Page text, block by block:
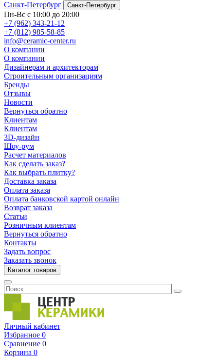
Санкт-Петербург
Санкт-Петербург
Пн-Вс с 10:00 до 20:00
+7 (962) 343-21-12
+7 (812) 985-58-85
info@ceramic-center.ru
О компании
О компании
Дизайнерам и архитекторам
Строительным организациям
Бренды
Отзывы
Новости
Вернуться обратно
Клиентам
Клиентам
3D-дизайн
Шоу-рум
Расчет материалов
Как сделать заказ?
Как выбрать плитку?
Доставка заказа
Оплата заказа
Оплата банковской картой онлайн
Возврат заказа
Статьи
Розничным клиентам
Вернуться обратно
Контакты
Задать вопрос
Заказать звонок
Каталог товаров
Личный кабинет
Избранное 0
Сравнение 0
Корзина 0